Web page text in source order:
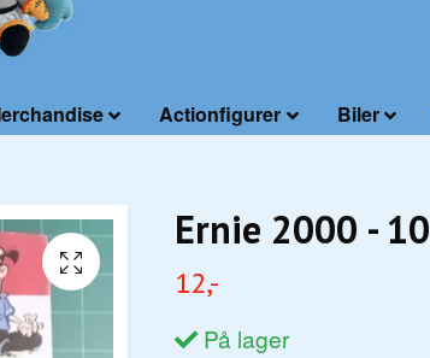
Actionfigurer Biler
Ernie 2000 - 10
12,-
På lager